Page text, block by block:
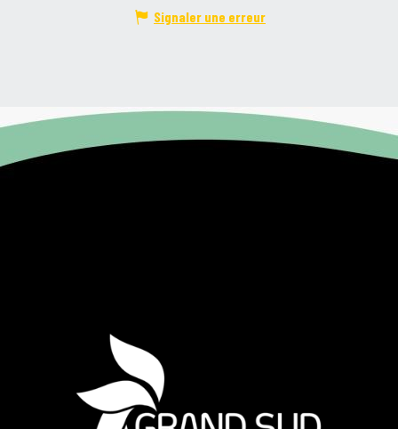
Signaler une erreur